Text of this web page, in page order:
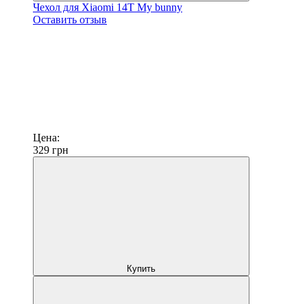
Чехол для Xiaomi 14T My bunny
Оставить отзыв
Цена:
329 грн
Купить